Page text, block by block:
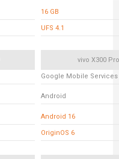
16 GB
UFS 4.1
vivo X300 Pro
Google Mobile Services
Android
Android 16
OriginOS 6